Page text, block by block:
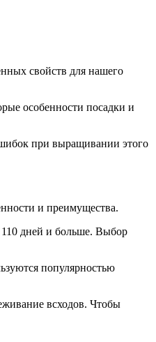
свойств для нашего
особенности посадки и
при выращивании этого
и преимущества.
110 дней и больше. Выбор
популярностью
всходов. Чтобы